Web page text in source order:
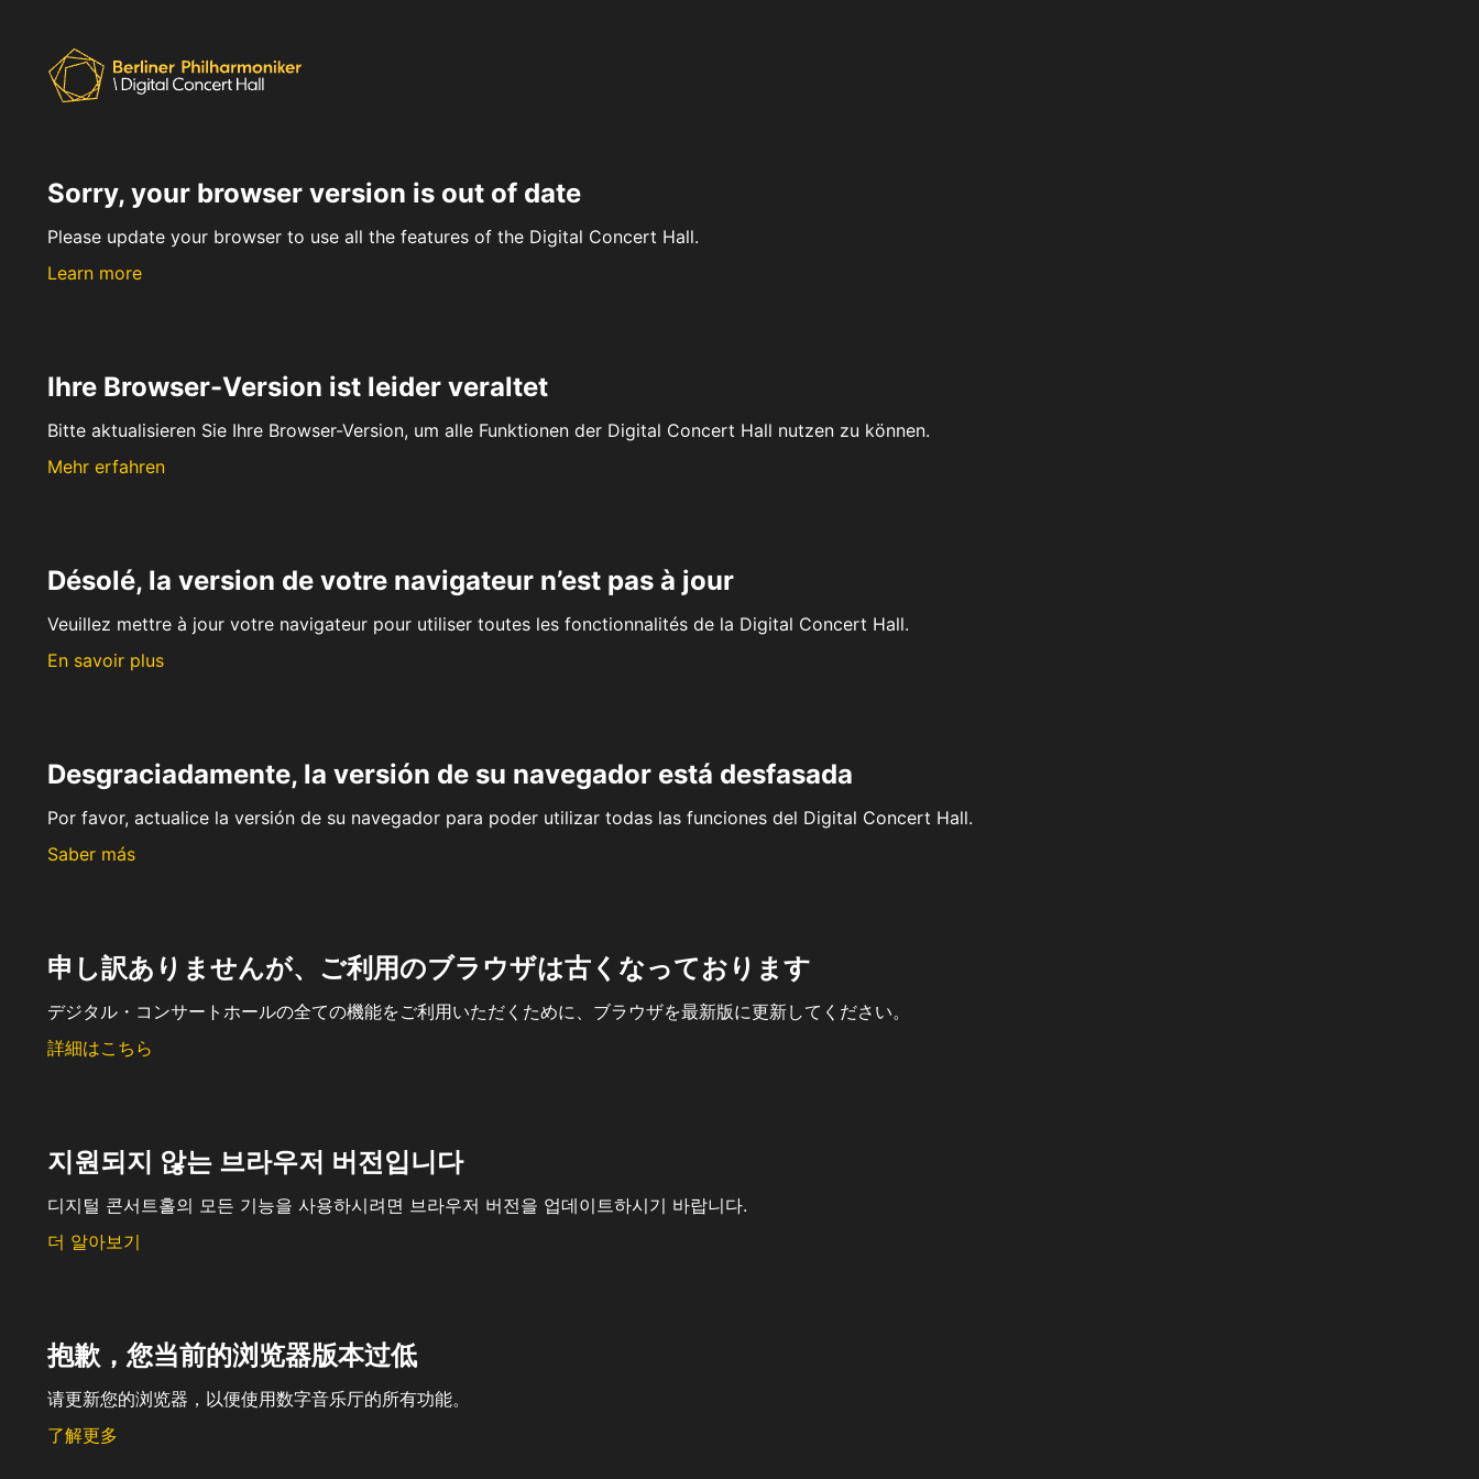
Sorry, your browser version is out of date
Please update your browser to use all the features of the Digital Concert Hall.
Learn more
Ihre Browser-Version ist leider veraltet
Bitte aktualisieren Sie Ihre Browser-Version, um alle Funktionen der Digital Concert Hall nutzen zu können.
Mehr erfahren
Désolé, la version de votre navigateur n’est pas à jour
Veuillez mettre à jour votre navigateur pour utiliser toutes les fonctionnalités de la Digital Concert Hall.
En savoir plus
Desgraciadamente, la versión de su navegador está desfasada
Por favor, actualice la versión de su navegador para poder utilizar todas las funciones del Digital Concert Hall.
Saber más
申し訳ありませんが、ご利用のブラウザは古くなっております
デジタル・コンサートホールの全ての機能をご利用いただくために、ブラウザを最新版に更新してください。
詳細はこちら
지원되지 않는 브라우저 버전입니다
디지털 콘서트홀의 모든 기능을 사용하시려면 브라우저 버전을 업데이트하시기 바랍니다.
더 알아보기
抱歉，您当前的浏览器版本过低
请更新您的浏览器，以便使用数字音乐厅的所有功能。
了解更多